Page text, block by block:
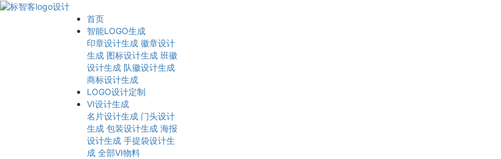
首页
智能LOGO生成
印章设计生成 徽章设计
生成 图标设计生成 班徽
设计生成 队徽设计生成
商标设计生成
LOGO设计定制
VI设计生成
名片设计生成 门头设计
生成 包装设计生成 海报
设计生成 手提袋设计生
成 全部VI物料